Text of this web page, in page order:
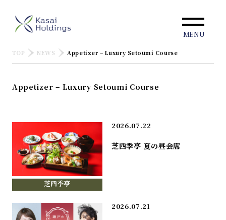
MENU
TOP NEWS Appetizer – Luxury Setoumi Course
Appetizer – Luxury Setoumi Course
芝四季亭
2026.07.22
芝四季亭 夏の昼会席
2026.07.21